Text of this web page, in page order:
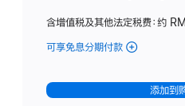
含增值税及其他法定税费：约
可享免息分期付款 (Studio
-
标
添加到